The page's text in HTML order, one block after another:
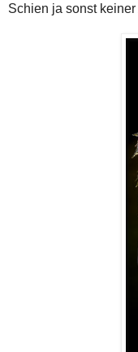
Schien ja sonst